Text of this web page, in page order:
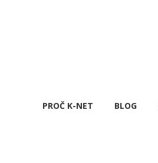
PROČ K-NET BLOG